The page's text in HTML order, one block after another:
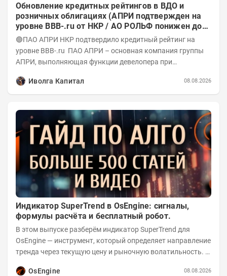
Обновление кредитных рейтингов в ВДО и
розничных облигациях (АПРИ подтвержден на
уровне BBB-.ru от НКР / АО РОЛЬФ понижен до
А-(RU) / Элит Строй присвоен на уровне BBB.ru)
🟢ПАО АПРИ НКР подтвердило кредитный рейтинг на
уровне BBB-.ru ПАО АПРИ – основная компания группы
АПРИ, выполняющая функции девелопера при
Иволга Капитал
08.08.2026
Индикатор SuperTrend в OsEngine: сигналы,
формулы расчёта и бесплатный робот.
В этом выпуске разберём индикатор SuperTrend для
OsEngine — инструмент, который определяет направление
тренда через текущую цену и рыночную волатильность. В
OsEngine
08.08.2026